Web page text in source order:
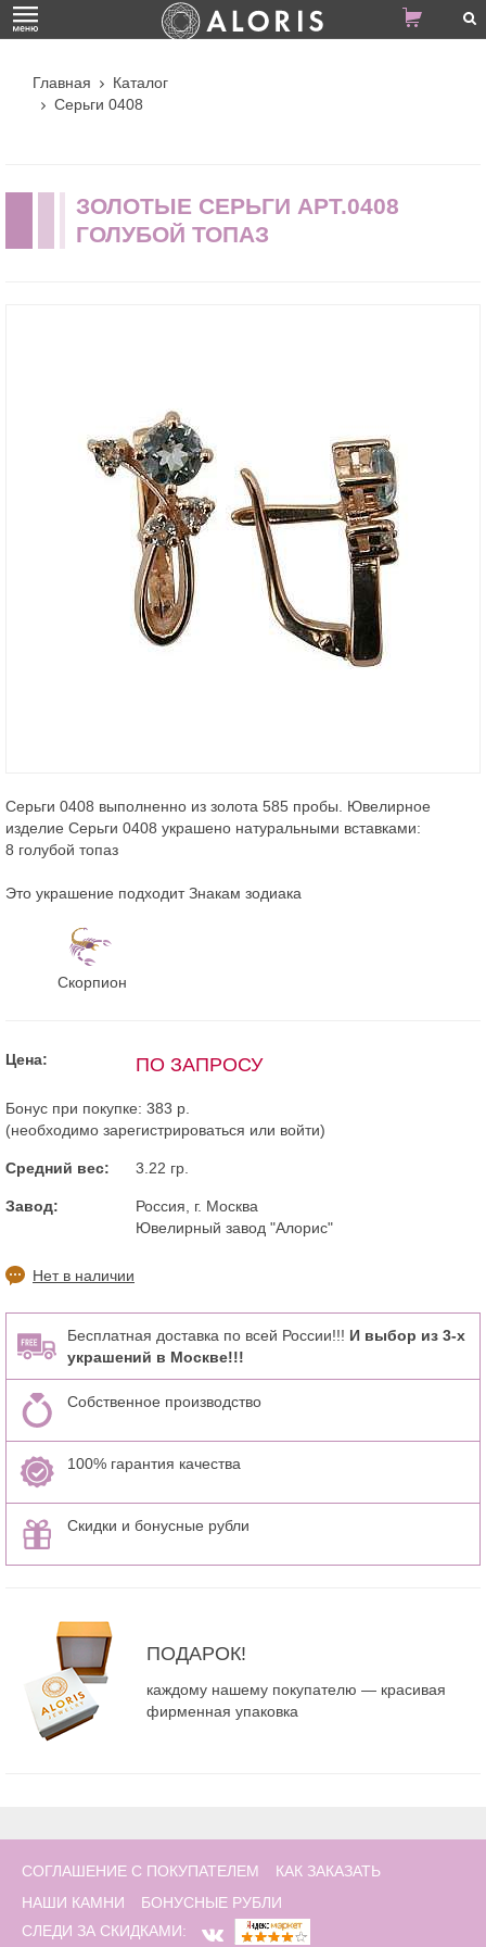
Главная
Каталог
Серьги 0408
ЗОЛОТЫЕ СЕРЬГИ АРТ.0408
ГОЛУБОЙ ТОПАЗ
Серьги 0408 выполненно из золота 585 пробы. Ювелирное
изделие Серьги 0408 украшено натуральными вставками:
8 голубой топаз
Это украшение подходит Знакам зодиака
Скорпион
Цена: ПО ЗАПРОСУ
Бонус при покупке: 383 р.
(необходимо зарегистрироваться или войти)
Средний вес: 3.22 гр.
Завод:
Россия, г. Москва
Ювелирный завод "Алорис"
Нет в наличии
Бесплатная доставка по всей России!!! И выбор из 3-х
украшений в Москве!!!
Собственное производство
100% гарантия качества
Скидки и бонусные рубли
ПОДАРОК!
каждому нашему покупателю — красивая
фирменная упаковка
СОГЛАШЕНИЕ С ПОКУПАТЕЛЕМ
КАК ЗАКАЗАТЬ
НАШИ КАМНИ
БОНУСНЫЕ РУБЛИ
СЛЕДИ ЗА СКИДКАМИ: